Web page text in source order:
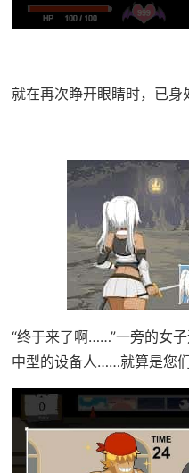
就在再次睁开眼睛时，已身
“终于来了啊……”一旁的女
中型的设备人……就算是您